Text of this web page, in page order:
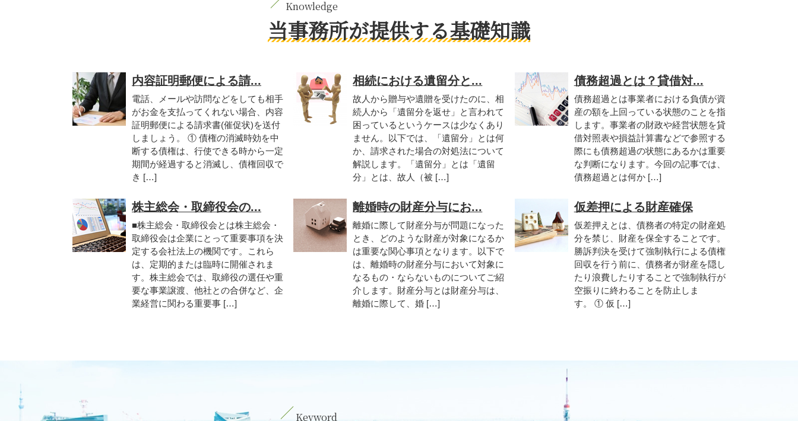
当事務所が提供する基礎知識
内容証明郵便による請...
電話、メールや訪問などをしても相手
がお金を支払ってくれない場合、内容
証明郵便による請求書(催促状)を送付
しましょう。 ① 債権の消滅時効を中
断する債権は、行使できる時から一定
期間が経過すると消滅し、債権回収で
き […]
相続における遺留分と...
故人から贈与や遺贈を受けたのに、相
続人から「遺留分を返せ」と言われて
困っているというケースは少なくあり
ません。以下では、「遺留分」とは何
か、請求された場合の対処法について
解説します。「遺留分」とは「遺留
分」とは、故人（被 […]
債務超過とは？貸借対...
債務超過とは事業者における負債が資
産の額を上回っている状態のことを指
します。事業者の財政や経営状態を貸
借対照表や損益計算書などで参照する
際にも債務超過の状態にあるかは重要
な判断になります。今回の記事では、
債務超過とは何か […]
株主総会・取締役会の...
■株主総会・取締役会とは株主総会・
取締役会は企業にとって重要事項を決
定する会社法上の機関です。これら
は、定期的または臨時に開催されま
す。株主総会では、取締役の選任や重
要な事業譲渡、他社との合併など、企
業経営に関わる重要事 […]
離婚時の財産分与にお...
離婚に際して財産分与が問題になった
とき、どのような財産が対象になるか
は重要な関心事項となります。以下で
は、離婚時の財産分与において対象に
なるもの・ならないものについてご紹
介します。財産分与とは財産分与は、
離婚に際して、婚 […]
仮差押による財産確保
仮差押えとは、債務者の特定の財産処
分を禁じ、財産を保全することです。
勝訴判決を受けて強制執行による債権
回収を行う前に、債務者が財産を隠し
たり浪費したりすることで強制執行が
空振りに終わることを防止しま
す。 ① 仮 […]